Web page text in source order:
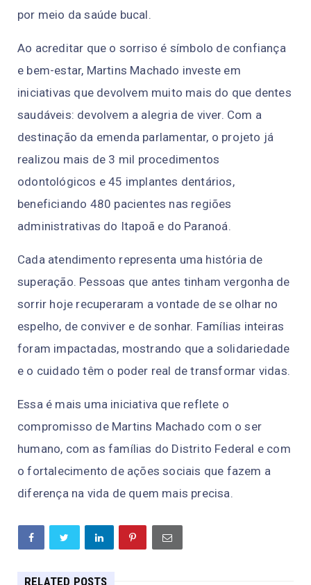
por meio da saúde bucal.
Ao acreditar que o sorriso é símbolo de confiança
e bem-estar, Martins Machado investe em
iniciativas que devolvem muito mais do que dentes
saudáveis: devolvem a alegria de viver. Com a
destinação da emenda parlamentar, o projeto já
realizou mais de 3 mil procedimentos
odontológicos e 45 implantes dentários,
beneficiando 480 pacientes nas regiões
administrativas do Itapoã e do Paranoá.
Cada atendimento representa uma história de
superação. Pessoas que antes tinham vergonha de
sorrir hoje recuperaram a vontade de se olhar no
espelho, de conviver e de sonhar. Famílias inteiras
foram impactadas, mostrando que a solidariedade
e o cuidado têm o poder real de transformar vidas.
Essa é mais uma iniciativa que reflete o
compromisso de Martins Machado com o ser
humano, com as famílias do Distrito Federal e com
o fortalecimento de ações sociais que fazem a
diferença na vida de quem mais precisa.
RELATED POSTS